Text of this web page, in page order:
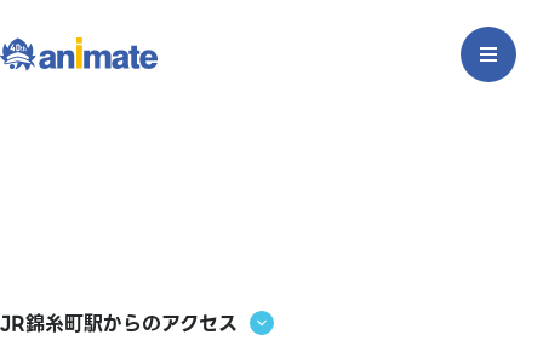
JR錦糸町駅からのアクセス